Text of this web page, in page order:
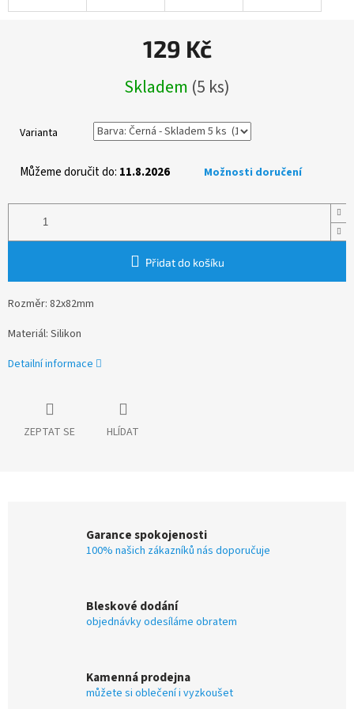
129 Kč
cena:
Skladem (5 ks)
Varianta
Můžeme doručit do: 11.8.2026 Možnosti doručení
Přidat do košíku
Rozměr: 82x82mm
Materiál: Silikon
Detailní informace
ZEPTAT SE HLÍDAT
Garance spokojenosti
100% našich zákazníků nás doporučuje
Bleskové dodání
objednávky odesíláme obratem
Kamenná prodejna
můžete si oblečení i vyzkoušet